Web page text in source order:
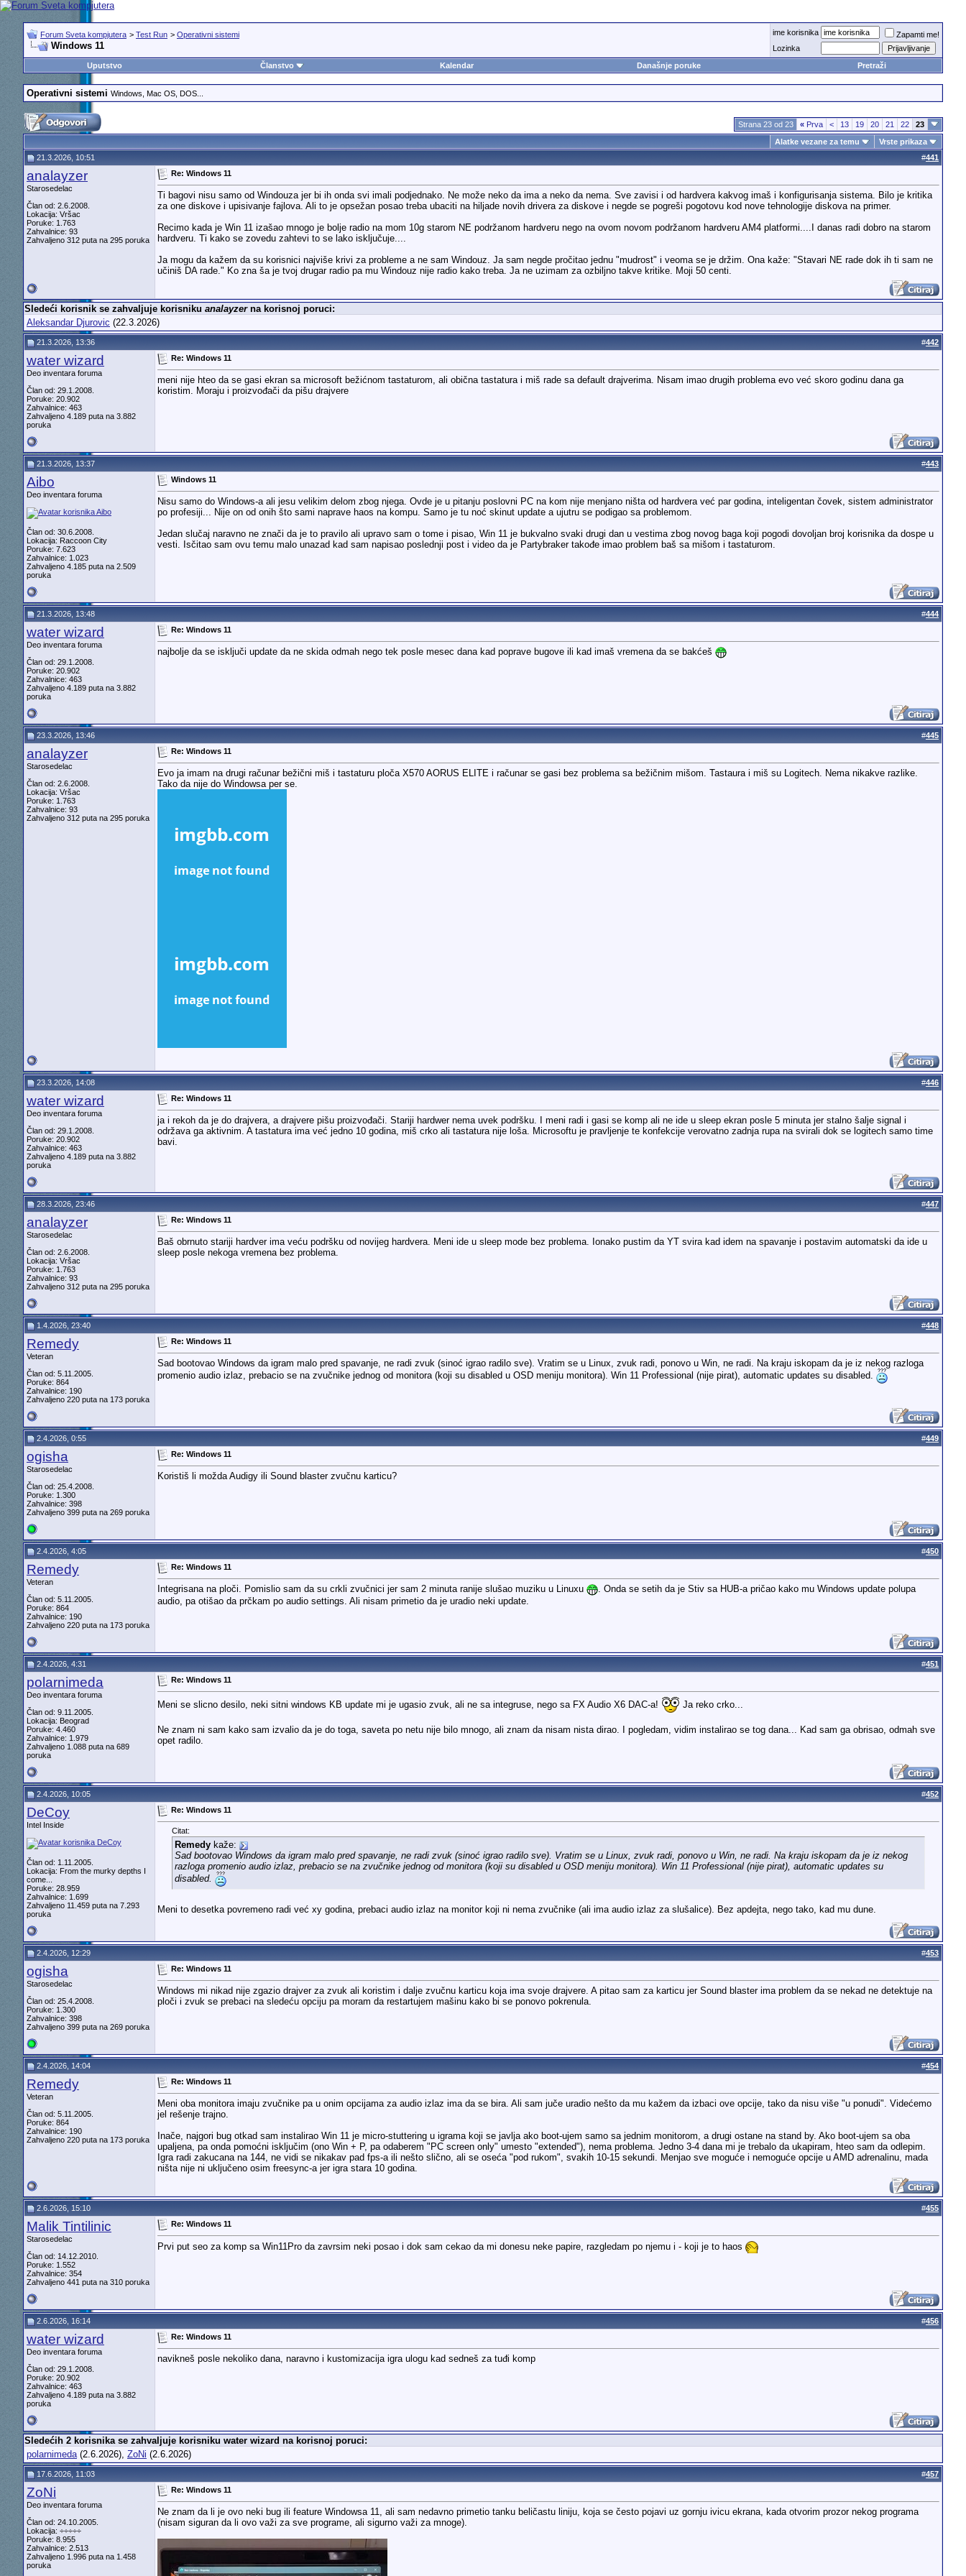
Forum Sveta kompjutera > Test Run > Operativni sistemi
Windows 11
ime korisnika
Zapamti me!
Lozinka
Uputstvo
Članstvo Kalendar Današnje poruke Pretraži
Operativni sistemi Windows, Mac OS, DOS...
Strana 23 od 23 «Prva < 13 19 20 21 22
23
Alatke vezane za temu
Vrste prikaza
21.3.2026, 10:51
#441
analayzer
Starosedelac
Član od: 2.6.2008.
Lokacija: Vršac
Poruke: 1.763
Zahvalnice: 93
Zahvaljeno 312 puta na 295 poruka
Re: Windows 11
Ti bagovi nisu samo od Windouza jer bi ih onda svi imali podjednako. Ne može neko da ima a neko da nema. Sve zavisi i od hardvera kakvog imaš i konfigurisanja sistema. Bilo je kritika
za one diskove i upisivanje fajlova. Ali to je opsežan posao treba ubaciti na hiljade novih drivera za diskove i negde se pogreši pogotovu kod nove tehnologije diskova na primer.
Recimo kada je Win 11 izašao mnogo je bolje radio na mom 10g starom NE podržanom hardveru nego na ovom novom podržanom hardveru AM4 platformi....I danas radi dobro na starom
hardveru. Ti kako se zovedu zahtevi to se lako isključuje....
Ja mogu da kažem da su korisnici najviše krivi za probleme a ne sam Windouz. Ja sam negde pročitao jednu "mudrost" i veoma se je držim. Ona kaže: "Stavari NE rade dok ih ti sam ne
učiniš DA rade." Ko zna ša je tvoj drugar radio pa mu Windouz nije radio kako treba. Ja ne uzimam za ozbiljno takve kritike. Moji 50 centi.
Sledeći korisnik se zahvaljuje korisniku analayzerna korisnoj poruci:
Aleksandar Djurovic (22.3.2026)
21.3.2026, 13:36 #442
water wizard
Deo inventara foruma
Član od: 29.1.2008.
Poruke: 20.902
Zahvalnice: 463
Zahvaljeno 4.189 puta na 3.882
poruka
Re: Windows 11
meni nije hteo da se gasi ekran sa microsoft bežićnom tastaturom, ali obična tastatura i miš rade sa default drajverima. Nisam imao drugih problema evo već skoro godinu dana ga
koristim. Moraju i proizvođači da pišu drajvere
21.3.2026, 13:37 #443
Aibo
Deo inventara foruma
Član od: 30.6.2008.
Lokacija: Raccoon City
Poruke: 7.623
Zahvalnice: 1.023
Zahvaljeno 4.185 puta na 2.509
poruka
Windows 11
Nisu samo do Windows-a ali jesu velikim delom zbog njega. Ovde je u pitanju poslovni PC na kom nije menjano ništa od hardvera već par godina, inteligentan čovek, sistem administrator
po profesiji... Nije on od onih što sami naprave haos na kompu. Samo je tu noć skinut update a ujutru se podigao sa problemom.
Jedan slučaj naravno ne znači da je to pravilo ali upravo sam o tome i pisao, Win 11 je bukvalno svaki drugi dan u vestima zbog novog baga koji pogodi dovoljan broj korisnika da dospe u
vesti. Isčitao sam ovu temu malo unazad kad sam napisao poslednji post i video da je Partybraker takođe imao problem baš sa mišom i tastaturom.
21.3.2026, 13:48 #444
water wizard
Deo inventara foruma
Član od: 29.1.2008.
Poruke: 20.902
Zahvalnice: 463
Zahvaljeno 4.189 puta na 3.882
poruka
Re: Windows 11
najbolje da se isključi update da ne skida odmah nego tek posle mesec dana kad poprave bugove ili kad imaš vremena da se bakćeš
23.3.2026, 13:46 #445
analayzer
Starosedelac
Član od: 2.6.2008.
Lokacija: Vršac
Poruke: 1.763
Zahvalnice: 93
Zahvaljeno 312 puta na 295 poruka
Re: Windows 11
Evo ja imam na drugi računar bežični miš i tastaturu ploča X570 AORUS ELITE i računar se gasi bez problema sa bežičnim mišom. Tastaura i miš su Logitech. Nema nikakve razlike.
Tako da nije do Windowsa per se.
23.3.2026, 14:08 #446
water wizard
Deo inventara foruma
Član od: 29.1.2008.
Poruke: 20.902
Zahvalnice: 463
Zahvaljeno 4.189 puta na 3.882
poruka
Re: Windows 11
ja i rekoh da je do drajvera, a drajvere pišu proizvođači. Stariji hardwer nema uvek podršku. I meni radi i gasi se komp ali ne ide u sleep ekran posle 5 minuta jer stalno šalje signal i
održava ga aktivnim. A tastatura ima već jedno 10 godina, miš crko ali tastatura nije loša. Microsoftu je pravljenje te konfekcije verovatno zadnja rupa na svirali dok se logitech samo time
bavi.
28.3.2026, 23:46 #447
analayzer
Starosedelac
Član od: 2.6.2008.
Lokacija: Vršac
Poruke: 1.763
Zahvalnice: 93
Zahvaljeno 312 puta na 295 poruka
Re: Windows 11
Baš obrnuto stariji hardver ima veću podršku od novijeg hardvera. Meni ide u sleep mode bez problema. Ionako pustim da YT svira kad idem na spavanje i postavim automatski da ide u
sleep posle nekoga vremena bez problema.
1.4.2026, 23:40 #448
Remedy
Veteran
Član od: 5.11.2005.
Poruke: 864
Zahvalnice: 190
Zahvaljeno 220 puta na 173 poruka
Re: Windows 11
Sad bootovao Windows da igram malo pred spavanje, ne radi zvuk (sinoć igrao radilo sve). Vratim se u Linux, zvuk radi, ponovo u Win, ne radi. Na kraju iskopam da je iz nekog razloga
promenio audio izlaz, prebacio se na zvučnike jednog od monitora (koji su disabled u OSD meniju monitora). Win 11 Professional (nije pirat), automatic updates su disabled.
2.4.2026, 0:55 #449
ogisha
Starosedelac
Član od: 25.4.2008.
Poruke: 1.300
Zahvalnice: 398
Zahvaljeno 399 puta na 269 poruka
Re: Windows 11
Koristiš li možda Audigy ili Sound blaster zvučnu karticu?
2.4.2026, 4:05 #450
Remedy
Veteran
Član od: 5.11.2005.
Poruke: 864
Zahvalnice: 190
Zahvaljeno 220 puta na 173 poruka
Re: Windows 11
Integrisana na ploči. Pomislio sam da su crkli zvučnici jer sam 2 minuta ranije slušao muziku u Linuxu
. Onda se setih da je Stiv sa HUB-a pričao kako mu Windows update polupa
audio, pa otišao da prčkam po audio settings. Ali nisam primetio da je uradio neki update.
2.4.2026, 4:31 #451
polarnimeda
Deo inventara foruma
Član od: 9.11.2005.
Lokacija: Beograd
Poruke: 4.460
Zahvalnice: 1.979
Zahvaljeno 1.088 puta na 689
poruka
Re: Windows 11
Meni se slicno desilo, neki sitni windows KB update mi je ugasio zvuk, ali ne sa integruse, nego sa FX Audio X6 DAC-a! Ja reko crko...
Ne znam ni sam kako sam izvalio da je do toga, saveta po netu nije bilo mnogo, ali znam da nisam nista dirao. I pogledam, vidim instalirao se tog dana... Kad sam ga obrisao, odmah sve
opet radilo.
2.4.2026, 10:05 #452
DeCoy
Intel Inside
Član od: 1.11.2005.
Lokacija: From the murky depths I
come...
Poruke: 28.959
Zahvalnice: 1.699
Zahvaljeno 11.459 puta na 7.293
poruka
Re: Windows 11
Citat:
Remedykaže:
Sad bootovao Windows da igram malo pred spavanje, ne radi zvuk (sinoć igrao radilo sve). Vratim se u Linux, zvuk radi, ponovo u Win, ne radi. Na kraju iskopam da je iz nekog
razloga promenio audio izlaz, prebacio se na zvučnike jednog od monitora (koji su disabled u OSD meniju monitora). Win 11 Professional (nije pirat), automatic updates su
disabled.
Meni to desetka povremeno radi već xy godina, prebaci audio izlaz na monitor koji ni nema zvučnike (ali ima audio izlaz za slušalice). Bez apdejta, nego tako, kad mu dune.
2.4.2026, 12:29 #453
ogisha
Starosedelac
Član od: 25.4.2008.
Poruke: 1.300
Zahvalnice: 398
Zahvaljeno 399 puta na 269 poruka
Re: Windows 11
Windows mi nikad nije zgazio drajver za zvuk ali koristim i dalje zvučnu karticu koja ima svoje drajvere. A pitao sam za karticu jer Sound blaster ima problem da se nekad ne detektuje na
ploči i zvuk se prebaci na sledeću opciju pa moram da restartujem mašinu kako bi se ponovo pokrenula.
2.4.2026, 14:04 #454
Remedy
Veteran
Član od: 5.11.2005.
Poruke: 864
Zahvalnice: 190
Zahvaljeno 220 puta na 173 poruka
Re: Windows 11
Meni oba monitora imaju zvučnike pa u onim opcijama za audio izlaz ima da se bira. Ali sam juče uradio nešto da mu kažem da izbaci ove opcije, tako da nisu više "u ponudi". Videćemo
jel rešenje trajno.
Inače, najgori bug otkad sam instalirao Win 11 je micro-stuttering u igrama koji se javlja ako boot-ujem samo sa jednim monitorom, a drugi ostane na stand by. Ako boot-ujem sa oba
upaljena, pa onda pomoćni isključim (ono Win + P, pa odaberem "PC screen only" umesto "extended"), nema problema. Jedno 3-4 dana mi je trebalo da ukapiram, hteo sam da odlepim.
Igra radi zakucana na 144, ne vidi se nikakav pad fps-a ili nešto slično, ali se oseća "pod rukom", svakih 10-15 sekundi. Menjao sve moguće i nemoguće opcije u AMD adrenalinu, mada
ništa nije ni uključeno osim freesync-a jer igra stara 10 godina.
2.6.2026, 15:10 #455
Malik Tintilinic
Starosedelac
Član od: 14.12.2010.
Poruke: 1.552
Zahvalnice: 354
Zahvaljeno 441 puta na 310 poruka
Re: Windows 11
Prvi put seo za komp sa Win11Pro da zavrsim neki posao i dok sam cekao da mi donesu neke papire, razgledam po njemu i - koji je to haos
2.6.2026, 16:14 #456
water wizard
Deo inventara foruma
Član od: 29.1.2008.
Poruke: 20.902
Zahvalnice: 463
Zahvaljeno 4.189 puta na 3.882
poruka
Re: Windows 11
navikneš posle nekoliko dana, naravno i kustomizacija igra ulogu kad sedneš za tuđi komp
Sledećih 2 korisnika se zahvaljuje korisniku water wizard na korisnoj poruci:
polarnimeda(2.6.2026), ZoNi (2.6.2026)
17.6.2026, 11:03 #457
ZoNi
Deo inventara foruma
Član od: 24.10.2005.
Lokacija: ÷÷÷÷÷
Poruke: 8.955
Zahvalnice: 2.513
Zahvaljeno 1.996 puta na 1.458
poruka
Re: Windows 11
Ne znam da li je ovo neki bug ili feature Windowsa 11, ali sam nedavno primetio tanku beličastu liniju, koja se često pojavi uz gornju ivicu ekrana, kada otvorim prozor nekog programa
(nisam siguran da li ovo važi za sve programe, ali sigurno važi za mnoge).